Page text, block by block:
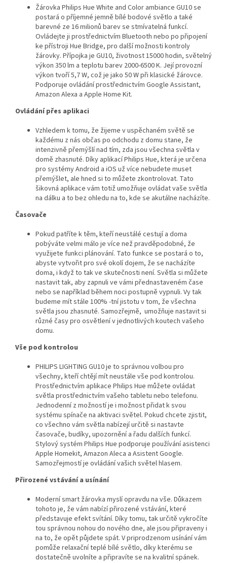
Žárovka Philips Hue White and Color ambiance GU10 se
postará o příjemné jemně bílé bodové světlo a také
barevné ze 16 milionů barev se stmívatelná funkcí.
Ovládejte ji prostřednictvím Bluetooth nebo po připojení
ke přístroji Hue Bridge, pro další možnosti kontroly
žárovky. Přípojka je GU10, životnost 15000 hodin, světelný
výkon 350 lm a teplotu barev 2000-6500 K. Její provozní
výkon tvoří 5,7 W, což je jako 50 W při klasické žárovce.
Podporuje ovládání prostřednictvím Google Assistant,
Amazon Alexa a Apple Home Kit.
Ovládání přes aplikaci
Vzhledem k tomu, že žijeme v uspěchaném světě se
každému z nás občas po odchodu z domu stane, že
intenzivně přemýšlí nad tím, zda jsou všechna světla v
domě zhasnuté. Díky aplikací Philips Hue, která je určena
pro systémy Android a iOS už více nebudete muset
přemýšlet, ale hned si to můžete zkontrolovat. Tato
šikovná aplikace vám totiž umožňuje ovládat vaše světla
na dálku a to bez ohledu na to, kde se akutálne nacházíte.
Časovače
Pokud patříte k těm, kteří neustálé cestují a doma
pobýváte velmi málo je více než pravděpodobné, že
využijete funkci plánování. Tato funkce se postará o to,
abyste vytvořit pro své okolí dojem, že se nacházíte
doma, i když to tak ve skutečnosti není. Světla si můžete
nastavit tak, aby zapnuli ve vámi přednastaveném čase
nebo se například během noci postupně vypnuli. Vy tak
budeme mít stále 100% -tní jistotu v tom, že všechna
světla jsou zhasnuté. Samozřejmě, umožňuje nastavit si
různé časy pro osvětlení v jednotlivých koutech vašeho
domu.
Vše pod kontrolou
PHILIPS LIGHTING GU10 je to správnou volbou pro
všechny, kteří chtějí mít neustále vše pod kontrolou.
Prostřednictvím aplikace Philips Hue můžete ovládat
světla prostřednictvím vašeho tabletu nebo telefonu.
Jednodenní z možností je i možnost přidat k svou
systému spínače na aktivaci světel. Pokud chcete zjistit,
co všechno vám světla nabízejí určitě si nastavte
časovače, budíky, upozornění a řadu dalších funkcí.
Stylový systém Philips Hue podporuje používání asistenci
Apple Homekit, Amazon Aleca a Asistent Google.
Samozřejmostí je ovládání vašich světel hlasem.
Přirozené vstávání a usínání
Moderní smart žárovka myslí opravdu na vše. Důkazem
tohoto je, že vám nabízí přirozené vstávání, které
představuje efekt svítání. Díky tomu, tak určitě vykročíte
tou správnou nohou do nového dne, ale jsou připraveny i
na to, že opět půjdete spát. V priprodzenom usínání vám
pomůže relaxační teplé bílé světlo, díky kterému se
dostatečně uvolníte a připravíte se na kvalitní spánek.